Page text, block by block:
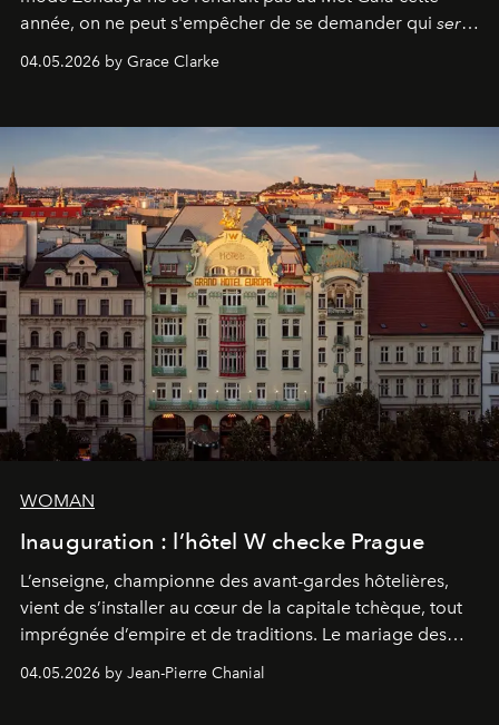
année, on ne peut s'empêcher de se demander qui sera
04.05.2026 by Grace Clarke
WOMAN
Inauguration : l’hôtel W checke Prague
L’enseigne, championne des avant-gardes hôtelières,
vient de s’installer au cœur de la capitale tchèque, tout
imprégnée d’empire et de traditions. Le mariage des
extrêmes fait merveille.
04.05.2026 by Jean-Pierre Chanial